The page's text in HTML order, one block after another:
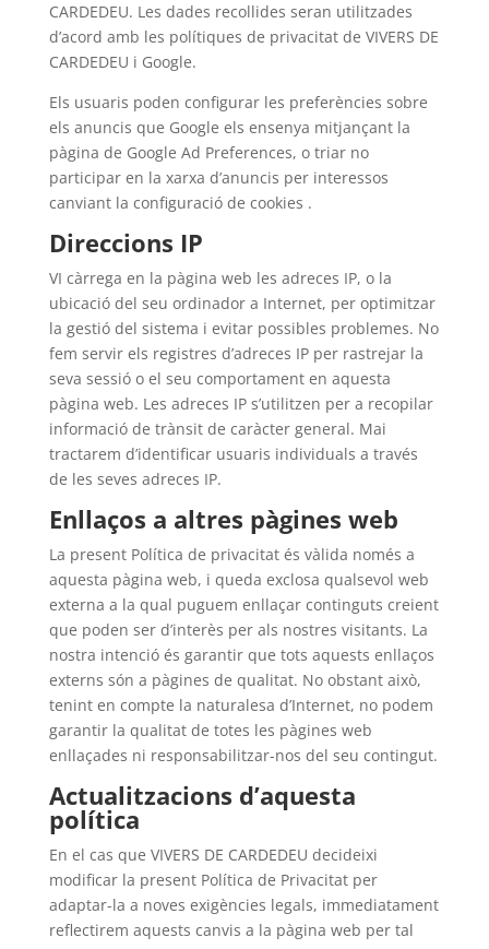
CARDEDEU. Les dades recollides seran utilitzades
d’acord amb les polítiques de privacitat de VIVERS DE
CARDEDEU i Google.
Els usuaris poden configurar les preferències sobre
els anuncis que Google els ensenya mitjançant la
pàgina de Google Ad Preferences, o triar no
participar en la xarxa d’anuncis per interessos
canviant la configuració de cookies .
Direccions IP
VI càrrega en la pàgina web les adreces IP, o la
ubicació del seu ordinador a Internet, per optimitzar
la gestió del sistema i evitar possibles problemes. No
fem servir els registres d’adreces IP per rastrejar la
seva sessió o el seu comportament en aquesta
pàgina web. Les adreces IP s’utilitzen per a recopilar
informació de trànsit de caràcter general. Mai
tractarem d’identificar usuaris individuals a través
de les seves adreces IP.
Enllaços a altres pàgines web
La present Política de privacitat és vàlida només a
aquesta pàgina web, i queda exclosa qualsevol web
externa a la qual puguem enllaçar continguts creient
que poden ser d’interès per als nostres visitants. La
nostra intenció és garantir que tots aquests enllaços
externs són a pàgines de qualitat. No obstant això,
tenint en compte la naturalesa d’Internet, no podem
garantir la qualitat de totes les pàgines web
enllaçades ni responsabilitzar-nos del seu contingut.
Actualitzacions d’aquesta
política
En el cas que VIVERS DE CARDEDEU decideixi
modificar la present Política de Privacitat per
adaptar-la a noves exigències legals, immediatament
reflectirem aquests canvis a la pàgina web per tal